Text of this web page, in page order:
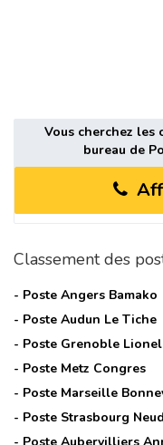
Vous cherchez les
bureau de
Classement des
- Poste Angers Bamako
- Poste Audun Le Tiche
- Poste Grenoble
- Poste Metz Congres
- Poste Marseille
- Poste Strasbourg